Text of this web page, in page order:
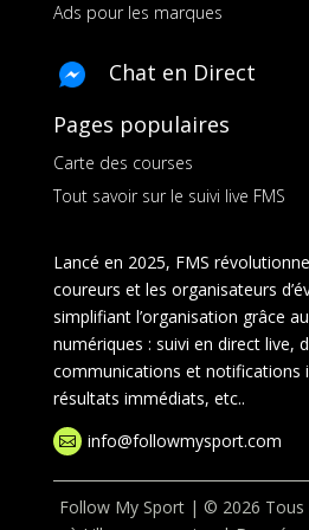
Ads pour les marques
Chat en Direct
Pages populaires
Carte des courses
Tout savoir sur le suivi live FMS
Lancé en 2025, FMS
coureurs et les organisateurs
simplifiant l’organisation grâce
numériques : suivi en direct live,
communications et notifications
résultats immédiats, etc..
 info@followmysport.com
Follow My Sport | © 2026